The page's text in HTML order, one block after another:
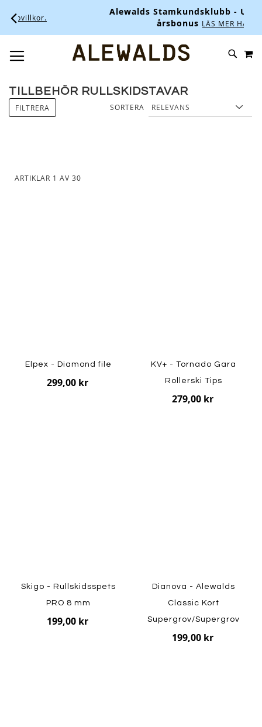
Alewalds Stamkundsklubb - Upp till 10% i
LÄS MER HÄR.
SKIP
TILLBEHÖR RULLSKIDSTAVAR
ARTIKLAR 1 AV 30
SORTERA
Elpex - Diamond file
299,00 kr
KV+ - Tornado Gara
Rollerski Tips
279,00 kr
Skigo - Rullskidsspets
PRO 8 mm
199,00 kr
Dianova - Alewalds
Classic Kort
Supergrov/Supergrov
199,00 kr
FILTRERA